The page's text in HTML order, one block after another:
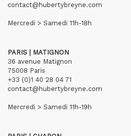
contact@hubertybreyne.com
Mercredi > Samedi 11h-18h
PARIS | MATIGNON
36 avenue Matignon
75008 Paris
+33 (0)1 40 28 04 71
contact@hubertybreyne.com
Mercredi > Samedi 11h-19h